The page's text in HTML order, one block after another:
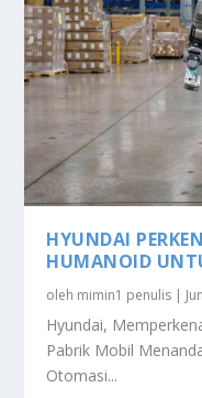
HYUNDAI
HUMANOID
oleh mimin1 penulis |
Hyundai,
Pabrik Mobil
Otomasi...